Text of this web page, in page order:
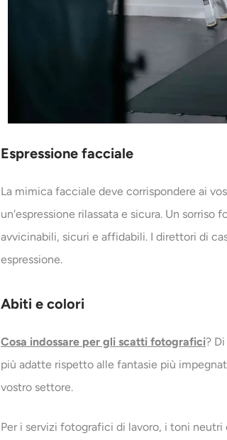
Espressione facciale
La mimica facciale deve corrispondere ai
un'espressione rilassata e sicura. Un
avvicinabili, sicuri e affidabili. I direttori di
espressione.
Abiti e colori
Cosa indossare per gli scatti fotografici?
più adatte rispetto alle fantasie più
vostro settore.
Per i servizi fotografici di lavoro, i toni